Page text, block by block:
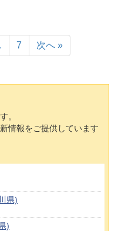
7 次へ »
。
情報をご提供しています
県)
)